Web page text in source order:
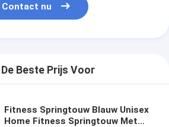
Contact nu
De Beste Prijs Voor
Fitness Springtouw Blauw Unisex
Home Fitness Springtouw Met